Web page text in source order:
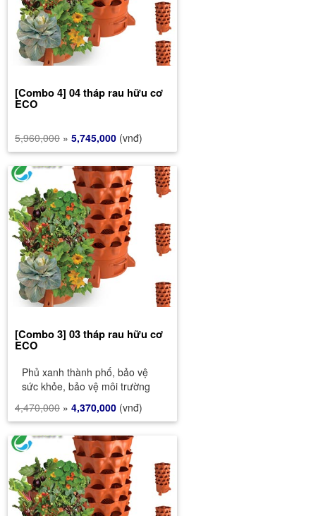
[Combo 4] 04 tháp rau hữu cơ
ECO
5,960,000 » 5,745,000 (vnđ)
[Combo 3] 03 tháp rau hữu cơ
ECO
Phủ xanh thành phố, bảo vệ
sức khỏe, bảo vệ môi trường
4,470,000 » 4,370,000 (vnđ)